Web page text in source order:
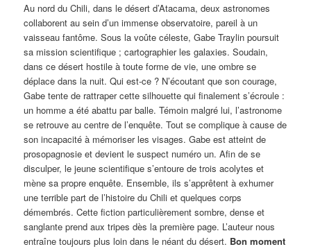
Au nord du Chili, dans le désert d’Atacama, deux astronomes
collaborent au sein d’un immense observatoire, pareil à un
vaisseau fantôme. Sous la voûte céleste, Gabe Traylin poursuit
sa mission scientifique ; cartographier les galaxies. Soudain,
dans ce désert hostile à toute forme de vie, une ombre se
déplace dans la nuit. Qui est-ce ? N’écoutant que son courage,
Gabe tente de rattraper cette silhouette qui finalement s’écroule :
un homme a été abattu par balle. Témoin malgré lui, l’astronome
se retrouve au centre de l’enquête. Tout se complique à cause de
son incapacité à mémoriser les visages. Gabe est atteint de
prosopagnosie et devient le suspect numéro un. Afin de se
disculper, le jeune scientifique s’entoure de trois acolytes et
mène sa propre enquête. Ensemble, ils s’apprêtent à exhumer
une terrible part de l’histoire du Chili et quelques corps
démembrés. Cette fiction particulièrement sombre, dense et
sanglante prend aux tripes dès la première page. L’auteur nous
entraîne toujours plus loin dans le néant du désert. Bon moment